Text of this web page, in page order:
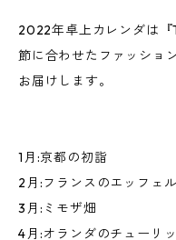
2022年卓上カレンダは
節に合わせたファッショ
お届けします。
1月:京都の初詣
2月:フランスのエッフェ
3月:ミモザ畑
4月:オランダのチューリ